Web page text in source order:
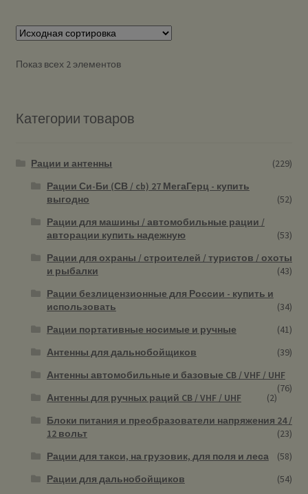
Показ всех 2 элементов
Категории товаров
Рации и антенны
(229)
Рации Си-Би (СВ / cb) 27 МегаГерц - купить
выгодно
(52)
Рации для машины / автомобильные рации /
авторации купить надежную
(53)
Рации для охраны / строителей / туристов / охоты
и рыбалки
(43)
Рации безлицензионные для России - купить и
использовать
(34)
Рации портативные носимые и ручные
(41)
Антенны для дальнобойщиков
(39)
Антенны автомобильные и базовые CB / VHF / UHF
(76)
Антенны для ручных раций CB / VHF / UHF
(2)
Блоки питания и преобразователи напряжения 24 /
12 вольт
(23)
Рации для такси, на грузовик, для поля и леса
(58)
Рации для дальнобойщиков
(54)